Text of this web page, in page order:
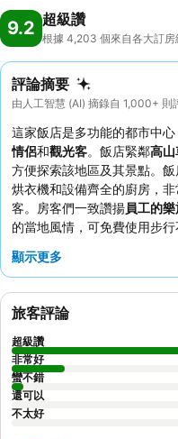
9.2 超級讚
根據 4,203 個來自各大訂
評論摘要
由人工智慧 (AI) 摘錄自 1,000+
這家飯店是多功能的都市中
情侶和觀光客。飯店緊鄰高
方便探索該地區及其景點。
烘衣機和設備齊全的廚房，
客。房客們一致讚揚員工的
的當地風情，可免費使用步行
顯示更多
旅客評論
超級讚
非常好
蠻不錯
還可以
不太好